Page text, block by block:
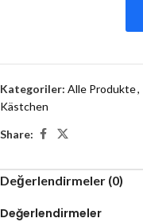
Kategoriler: Alle Produkte,
Kästchen
Share:
Değerlendirmeler (0)
Değerlendirmeler